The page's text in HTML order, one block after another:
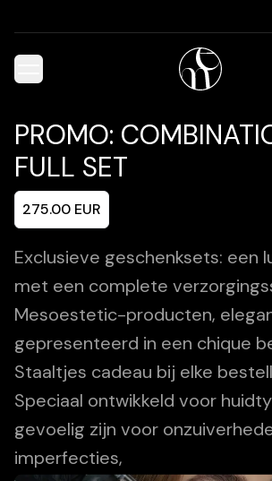
PROMO:
FULL SET
275.00 EUR
Exclusieve geschenksets: een
met een complete
Mesoestetic-producten,
gepresenteerd in een chique
Staaltjes cadeau bij elke
Speciaal ontwikkeld voor
gevoelig zijn voor
imperfecties,
Promotional Content